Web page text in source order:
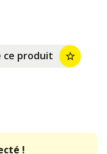
ce produit star_border
!